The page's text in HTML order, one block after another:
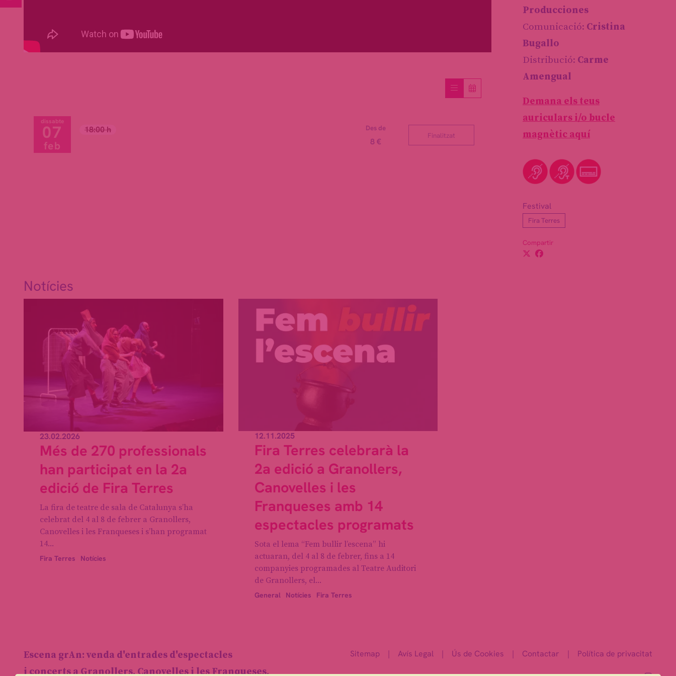
Producciones
Comunicació: Cristina
Bugallo
Distribució: Carme
Amengual
Demana els teus
auriculars i/o bucle
magnètic aquí
Festival
Fira Terres
Compartir
dissabte
07
feb
18:00 h Des de
8 €
Finalitzat
Notícies
23.02.2026
Més de 270 professionals
han participat en la 2a
edició de Fira Terres
La fira de teatre de sala de Catalunya s’ha
celebrat del 4 al 8 de febrer a Granollers,
Canovelles i les Franqueses i s’han programat
14...
Fira Terres Notícies
12.11.2025
Fira Terres celebrarà la
2a edició a Granollers,
Canovelles i les
Franqueses amb 14
espectacles programats
Sota el lema “Fem bullir l’escena” hi
actuaran, del 4 al 8 de febrer, fins a 14
companyies programades al Teatre Auditori
de Granollers, el...
General Notícies Fira Terres
Escena grAn: venda d'entrades d'espectacles
i concerts a Granollers, Canovelles i les Franqueses.
Sitemap | Avís Legal | Ús de Cookies | Contactar | Política de privacitat